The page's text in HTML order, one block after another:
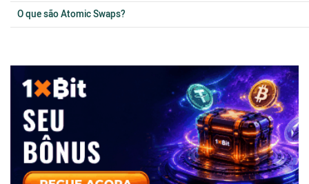
O que são Atomic Swaps?